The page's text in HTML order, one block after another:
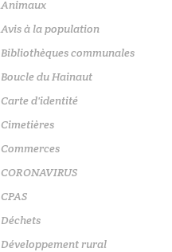
Animaux
Avis à la population
Bibliothèques communales
Boucle du Hainaut
Carte d'identité
Cimetières
Commerces
CORONAVIRUS
CPAS
Déchets
Développement rural